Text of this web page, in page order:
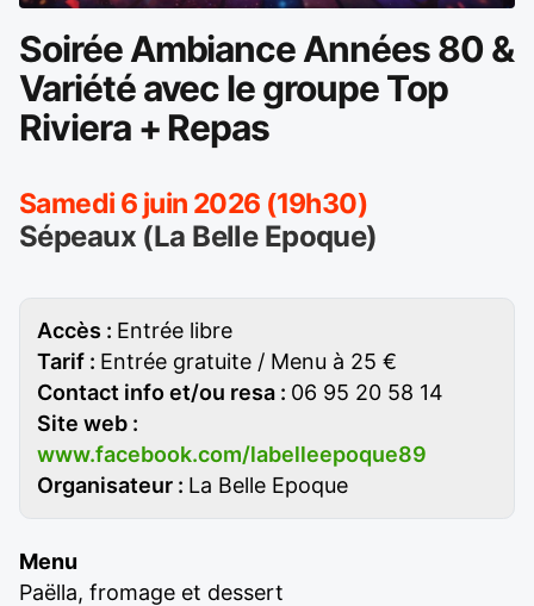
Soirée Ambiance Années 80 &
Variété avec le groupe Top
Riviera + Repas
Samedi 6 juin 2026 (19h30)
Sépeaux (La Belle Epoque)
Accès : Entrée libre
Tarif : Entrée gratuite / Menu à 25 €
Contact info et/ou resa : 06 95 20 58 14
Site web :
www.facebook.com/labelleepoque89
Organisateur : La Belle Epoque
Menu
Paëlla, fromage et dessert